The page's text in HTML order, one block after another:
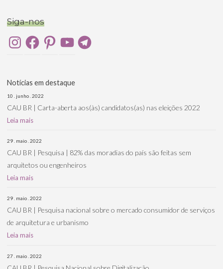
Siga-nos
InstagramFacebookPinterestYouTubeTelegram
Notícias em destaque
10 . junho . 2022
CAU BR | Carta-aberta aos(às) candidatos(as) nas eleições 2022
Leia mais
29 . maio . 2022
CAU BR | Pesquisa | 82% das moradias do país são feitas sem
arquitetos ou engenheiros
Leia mais
29 . maio . 2022
CAU BR | Pesquisa nacional sobre o mercado consumidor de serviços
de arquitetura e urbanismo
Leia mais
27 . maio . 2022